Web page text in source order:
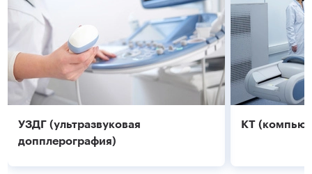
УЗДГ (ультразвуковая
допплерография)
КТ